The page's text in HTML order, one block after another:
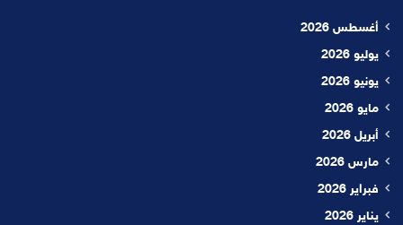
أغسطس 2026
يوليو 2026
يونيو 2026
مايو 2026
أبريل 2026
مارس 2026
فبراير 2026
يناير 2026